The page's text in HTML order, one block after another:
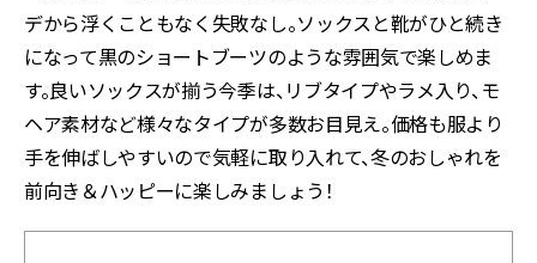
デから浮くこともなく失敗なし。ソックスと靴がひと続き
になって黒のショートブーツのような雰囲気で楽しめま
す。良いソックスが揃う今季は、リブタイプやラメ入り、モ
ヘア素材など様々なタイプが多数お目見え。価格も服より
手を伸ばしやすいので気軽に取り入れて、冬のおしゃれを
前向き＆ハッピーに楽しみましょう！